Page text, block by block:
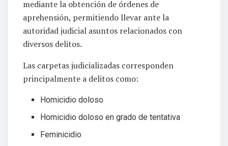
mediante la obtención de órdenes de
aprehensión, permitiendo llevar ante la
autoridad judicial asuntos relacionados con
diversos delitos.
Las carpetas judicializadas corresponden
principalmente a delitos como:
Homicidio doloso
Homicidio doloso en grado de tentativa
Feminicidio